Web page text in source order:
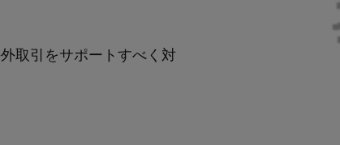
取引をサポートすべく対